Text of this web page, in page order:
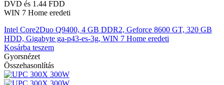
DVD és 1.44 FDD
WIN 7 Home eredeti
Intel Core2Duo Q9400, 4 GB DDR2, Geforce 8600 GT, 320 GB
HDD, Gigabyte ga-p43-es-3g, WIN 7 Home eredeti
Kosárba teszem
Gyorsnézet
Összehasonlítás